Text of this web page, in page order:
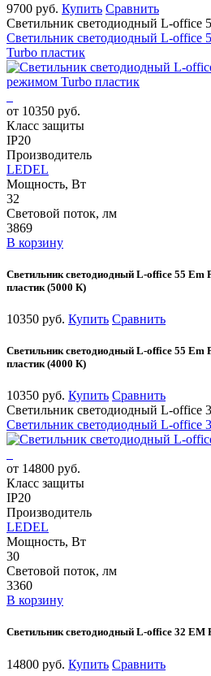
9700 руб. Купить Сравнить
Светильник светодиодный L-office
Светильник светодиодный L-office
Turbo пластик
от 10350 руб.
Класс защиты
IP20
Производитель
LEDEL
Мощность, Вт
32
Световой поток, лм
3869
В корзину
Светильник светодиодный L-office 55
пластик (5000 К)
10350 руб. Купить Сравнить
Светильник светодиодный L-office 55
пластик (4000 К)
10350 руб. Купить Сравнить
Светильник светодиодный L-office
Светильник светодиодный L-office
от 14800 руб.
Класс защиты
IP20
Производитель
LEDEL
Мощность, Вт
30
Световой поток, лм
3360
В корзину
Светильник светодиодный L-office 32 EM
14800 руб. Купить Сравнить